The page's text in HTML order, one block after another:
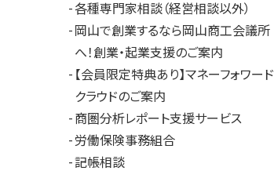
各種専門家相談（経営相談以外）
岡山で創業するなら岡山商工会議所
へ！創業・起業支援のご案内
【会員限定特典あり】マネーフォワード
クラウドのご案内
商圏分析レポート支援サービス
労働保険事務組合
記帳相談